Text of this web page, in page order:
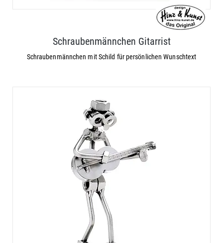
Schraubenmännchen Gitarrist
Schraubenmännchen mit Schild für persönlichen Wunschtext